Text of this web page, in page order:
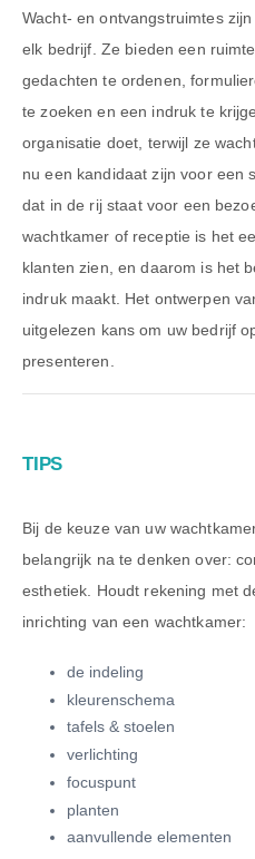
Wacht- en ontvangstruimtes
elk bedrijf. Ze bieden een
gedachten te ordenen,
te zoeken en een indruk te
organisatie doet, terwijl ze
nu een kandidaat zijn voor een
dat in de rij staat voor een
wachtkamer of receptie is het
klanten zien, en daarom is het
indruk maakt. Het ontwerpen
uitgelezen kans om uw bedrijf
presenteren.
TIPS
Bij de keuze van uw
belangrijk na te denken over:
esthetiek. Houdt rekening met
inrichting van een wachtkamer:
de indeling
kleurenschema
tafels & stoelen
verlichting
focuspunt
planten
aanvullende elementen